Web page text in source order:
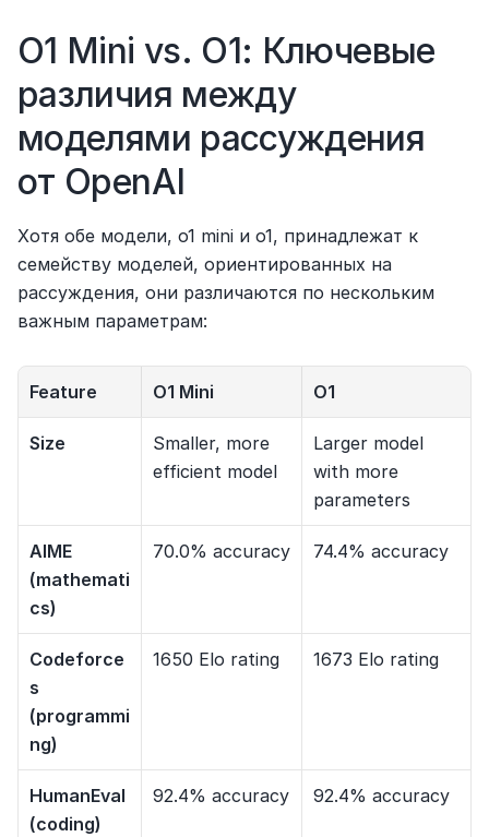
O1 Mini vs. O1: Ключевые
различия между
моделями рассуждения
от OpenAI
Хотя обе модели, o1 mini и o1, принадлежат к
семейству моделей, ориентированных на
рассуждения, они различаются по нескольким
важным параметрам:
Feature O1 Mini O1
Size
Smaller, more
efficient model
Larger model
with more
parameters
AIME
(mathemati
cs)
70.0% accuracy 74.4% accuracy
Codeforce
s
(programmi
ng)
1650 Elo rating 1673 Elo rating
HumanEval
(coding)
92.4% accuracy 92.4% accuracy